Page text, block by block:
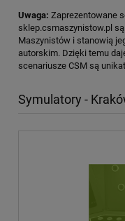
Uwaga: Zaprezentowane
sklep.csmaszynistow.pl są
Maszynistów i stanowią
autorskim. Dzięki temu
scenariusze CSM są
Symulatory -